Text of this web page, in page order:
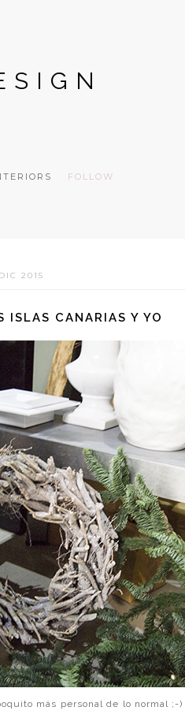
FOLLOW
2015
ISLAS CANARIAS Y YO
más personal de lo normal ;-